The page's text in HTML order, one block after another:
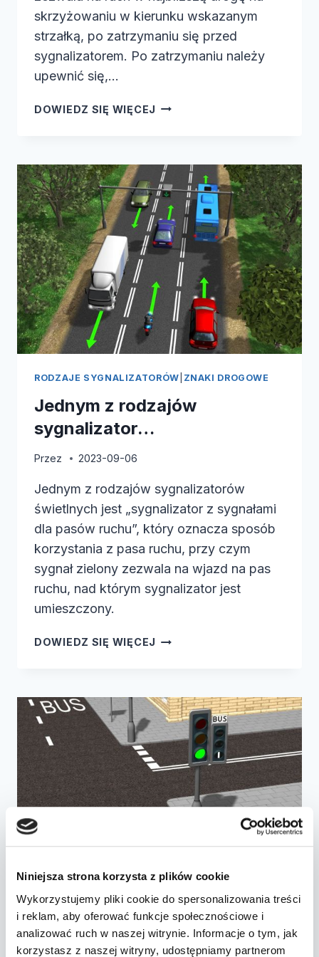
Niniejsza strona korzysta z plików cookie
Wykorzystujemy pliki cookie do spersonalizowania treści
i reklam, aby oferować funkcje społecznościowe i
analizować ruch w naszej witrynie. Informacje o tym, jak
korzystasz z naszej witryny, udostępniamy partnerom
skrzyżowaniu w kierunku wskazanym
strzałką, po zatrzymaniu się przed
sygnalizatorem. Po zatrzymaniu należy
upewnić się,…
DOWIEDZ SIĘ WIĘCEJ OPRÓCZ
…
RODZAJE SYGNALIZATORÓW ZNAKI DROGOWE
Jednym z rodzajów
sygnalizator…
Przez 2023-09-06
Jednym z rodzajów sygnalizatorów
świetlnych jest „sygnalizator z sygnałami
dla pasów ruchu”, który oznacza sposób
korzystania z pasa ruchu, przy czym
sygnał zielony zezwala na wjazd na pas
ruchu, nad którym sygnalizator jest
umieszczony.
DOWIEDZ SIĘ WIĘCEJ JEDNYM
RODZAJE SYGNALIZATORÓW ZNAKI DROGOWE
Jednym z rodzajów